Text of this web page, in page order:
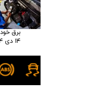
برق
۱۴ دی ۰۴